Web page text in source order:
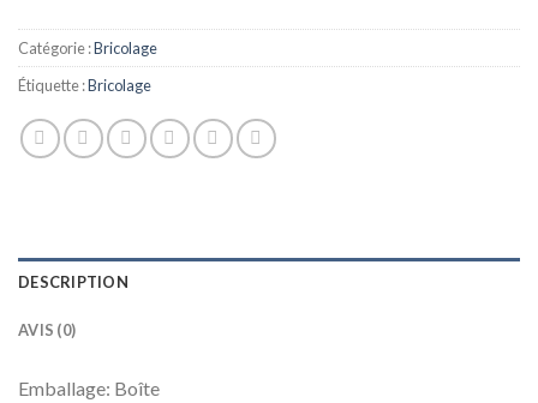
Catégorie :Bricolage
Étiquette :Bricolage
DESCRIPTION
AVIS (0)
Emballage: Boîte